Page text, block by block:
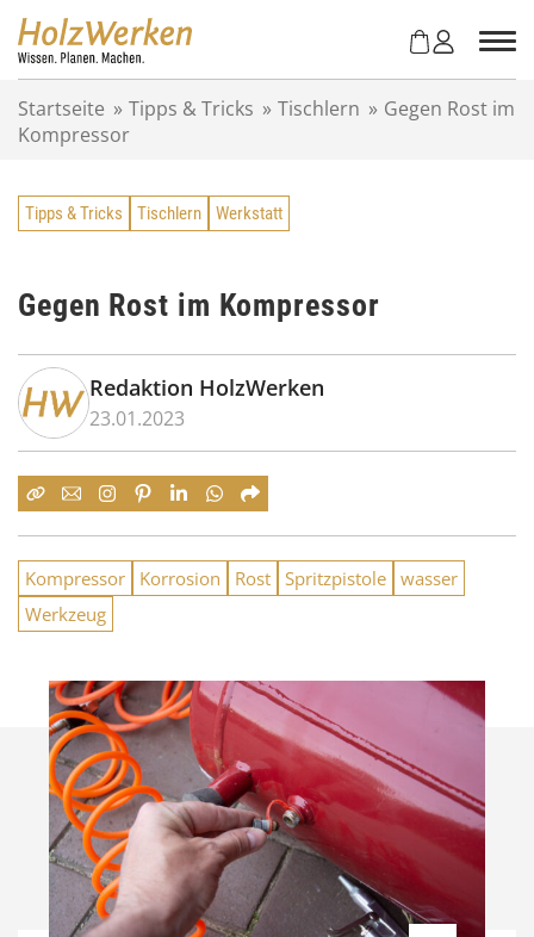
Startseite » Tipps & Tricks » Tischlern » Gegen Rost im
Kompressor
Tipps & Tricks Tischlern Werkstatt
Gegen Rost im Kompressor
Redaktion HolzWerken
23.01.2023
Kompressor Korrosion Rost Spritzpistole wasser
Werkzeug